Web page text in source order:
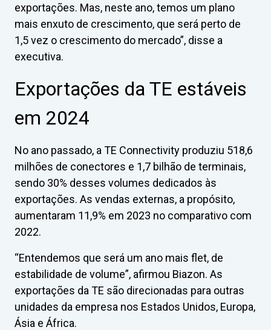
exportações. Mas, neste ano, temos um plano
mais enxuto de crescimento, que será perto de
1,5 vez o crescimento do mercado”, disse a
executiva.
Exportações da TE estáveis
em 2024
No ano passado, a TE Connectivity produziu 518,6
milhões de conectores e 1,7 bilhão de terminais,
sendo 30% desses volumes dedicados às
exportações. As vendas externas, a propósito,
aumentaram 11,9% em 2023 no comparativo com
2022.
“Entendemos que será um ano mais flet, de
estabilidade de volume”, afirmou Biazon. As
exportações da TE são direcionadas para outras
unidades da empresa nos Estados Unidos, Europa,
Ásia e África.